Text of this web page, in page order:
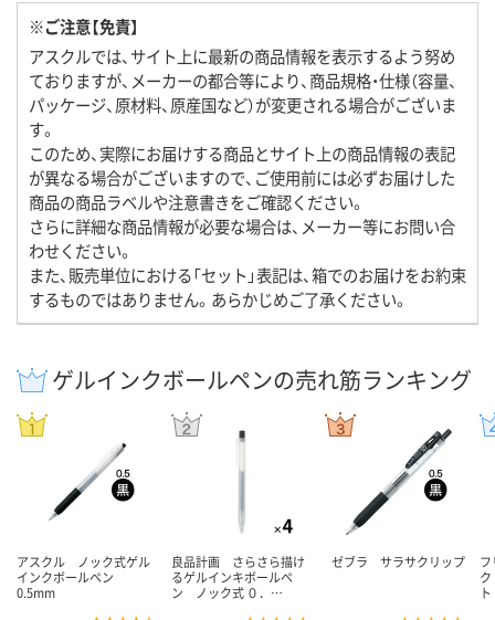
※ご注意【免責】
アスクルでは、サイト上に最新の商品情報を表示するよう努め
ておりますが、メーカーの都合等により、商品規格・仕様（容量、
パッケージ、原材料、原産国など）が変更される場合がございま
す。
このため、実際にお届けする商品とサイト上の商品情報の表記
が異なる場合がございますので、ご使用前には必ずお届けした
商品の商品ラベルや注意書きをご確認ください。
さらに詳細な商品情報が必要な場合は、メーカー等にお問い合
わせください。
また、販売単位における「セット」表記は、箱でのお届けをお約束
するものではありません。あらかじめご了承ください。
ゲルインクボールペンの売れ筋ランキング
アスクル ノック式ゲル
インクボールペン
0.5mm
良品計画 さらさら描け
るゲルインキボールペ
ン ノック式 ０．…
ゼブラ サラサクリップ